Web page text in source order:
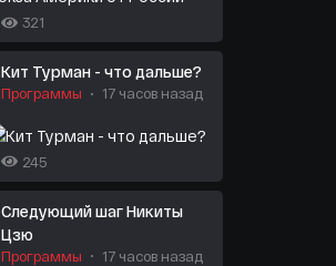
321
Кит Турман - что дальше?
Программы 17 часов назад
245
Следующий шаг Никиты
Цзю
Программы 17 часов назад